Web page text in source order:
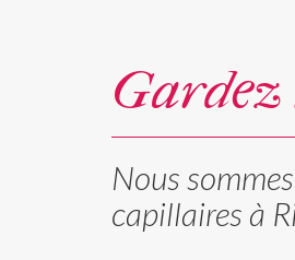
Gardez
Nous
capillaires à